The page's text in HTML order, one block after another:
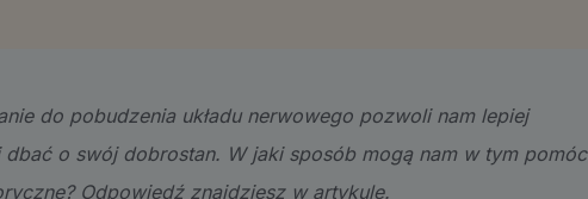
do pobudzenia układu nerwowego pozwoli nam lepiej
o swój dobrostan. W jaki sposób mogą nam w tym pomóc
Odpowiedź znajdziesz w artykule.